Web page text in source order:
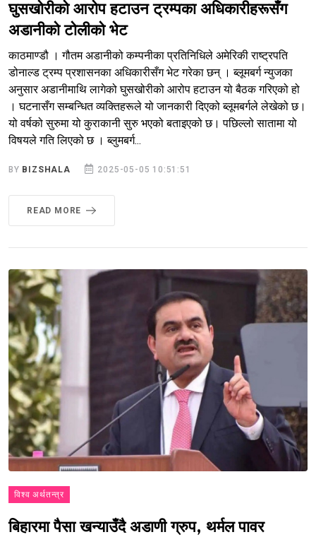
घुसखोरीको आरोप हटाउन ट्रम्पका अधिकारीहरूसँग
अडानीको टोलीको भेट
काठमाण्डौ । गौतम अडानीको कम्पनीका प्रतिनिधिले अमेरिकी राष्ट्रपति
डोनाल्ड ट्रम्प प्रशासनका अधिकारीसँग भेट गरेका छन् । ब्लूमबर्ग न्युजका
अनुसार अडानीमाथि लागेको घुसखोरीको आरोप हटाउन यो बैठक गरिएको हो
। घटनासँग सम्बन्धित व्यक्तिहरूले यो जानकारी दिएको ब्लूमबर्गले लेखेको छ।
यो वर्षको सुरुमा यो कुराकानी सुरु भएको बताइएको छ। पछिल्लो सातामा यो
विषयले गति लिएको छ । ब्लुमबर्ग...
BY BIZSHALA 2025-05-05 10:51:51
READ MORE
विश्व अर्थतन्त्र
बिहारमा पैसा खन्याउँदै अडाणी ग्रुप, थर्मल पावर